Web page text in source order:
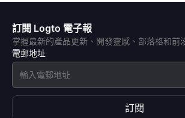
訂閱 Logto 電子報
掌握最新的產品更新、開發靈感、部落格和前
電郵地址
訂閱